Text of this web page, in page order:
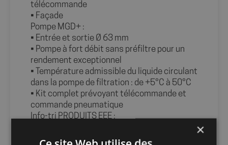
télécommande
• Façade
Pompe MGD+ :
• Entrée et sortie Ø 63 mm
• Pompe à fort débit sans préfiltre pour un
rendement exceptionnel
• Température admissible du liquide circulant
dans la pompe de filtration : de +5°C à 50°C
• Kit complet prévoyant télécommande et
commande pneumatique
Info-tri PRODUITS EEE :
×